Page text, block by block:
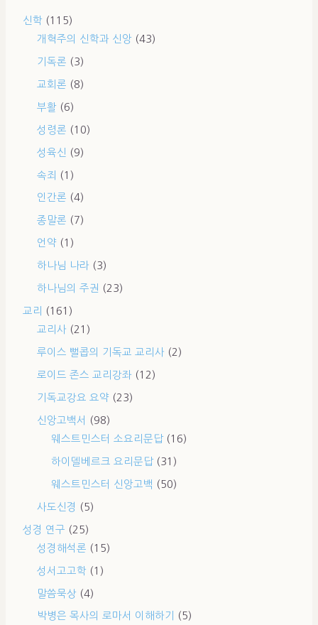
신학 (115)
개혁주의 신학과 신앙 (43)
기독론 (3)
교회론 (8)
부활 (6)
성령론 (10)
성육신 (9)
속죄 (1)
인간론 (4)
종말론 (7)
언약 (1)
하나님 나라 (3)
하나님의 주권 (23)
교리
(161)
교리사 (21)
루이스 뻘콥의 기독교 교리사 (2)
로이드 존스 교리강좌 (12)
기독교강요 요약 (23)
신앙고백서
(98)
웨스트민스터 소요리문답(16)
하이델베르크 요리문답(31)
웨스트민스터 신앙고백 (50)
사도신경 (5)
성경 연구 (25)
성경해석론 (15)
성서고고학 (1)
말씀묵상 (4)
박병은 목사의 로마서 이해하기 (5)